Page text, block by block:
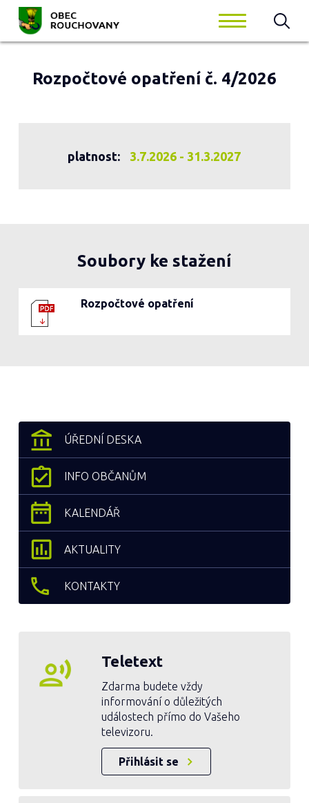
Rozpočtové opatření č. 4/2026
platnost: 3.7.2026 - 31.3.2027
Soubory ke stažení
Rozpočtové opatření
ÚŘEDNÍ DESKA
INFO OBČANŮM
KALENDÁŘ
AKTUALITY
KONTAKTY
Teletext
Zdarma budete vždy
informování o důležitých
událostech přímo do Vašeho
televizoru.
Přihlásit se